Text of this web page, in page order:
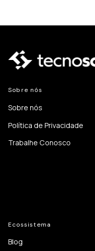
Sobre nós
Sobre nós
Política de Privacidade
Trabalhe Conosco
Ecossistema
Blog